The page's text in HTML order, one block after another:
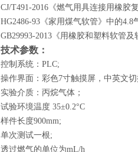
CJ/T491-2016 《燃气用具连接用橡胶
HG2486-93 《家用煤气软管》中的4.8
GB29993-2013 《用橡胶和塑料软管
技术参数：
控制系统： PLC;
操作界面：彩色7寸触摸屏，中英文切
实验介质：丙烷气体；
试验环境温度 35±0.2°C
样件长度900mm;
单次测试一根;
透过燃气的单位为mL/h